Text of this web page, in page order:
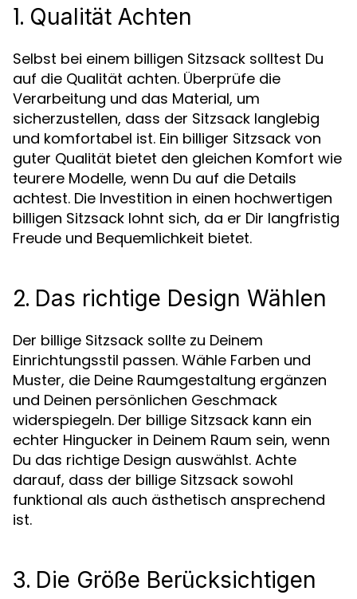
1. Qualität Achten
Selbst bei einem billigen Sitzsack solltest Du
auf die Qualität achten. Überprüfe die
Verarbeitung und das Material, um
sicherzustellen, dass der Sitzsack langlebig
und komfortabel ist. Ein billiger Sitzsack von
guter Qualität bietet den gleichen Komfort wie
teurere Modelle, wenn Du auf die Details
achtest. Die Investition in einen hochwertigen
billigen Sitzsack lohnt sich, da er Dir langfristig
Freude und Bequemlichkeit bietet.
2. Das richtige Design Wählen
Der billige Sitzsack sollte zu Deinem
Einrichtungsstil passen. Wähle Farben und
Muster, die Deine Raumgestaltung ergänzen
und Deinen persönlichen Geschmack
widerspiegeln. Der billige Sitzsack kann ein
echter Hingucker in Deinem Raum sein, wenn
Du das richtige Design auswählst. Achte
darauf, dass der billige Sitzsack sowohl
funktional als auch ästhetisch ansprechend
ist.
3. Die Größe Berücksichtigen